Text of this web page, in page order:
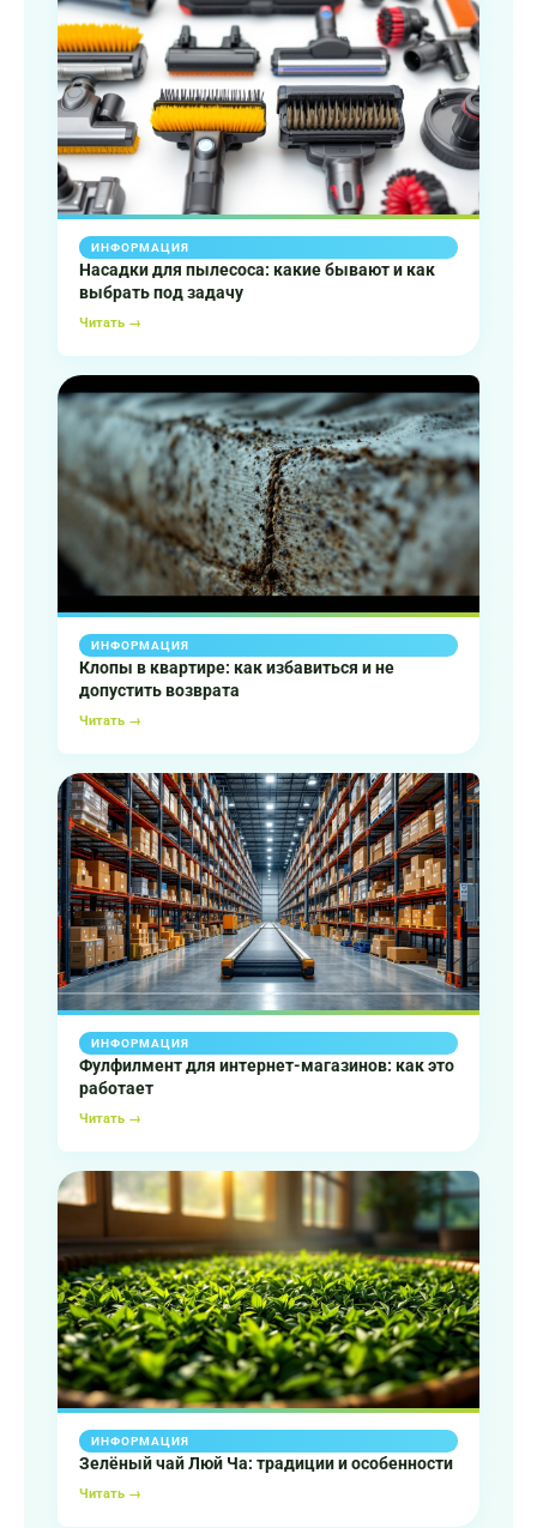
ИНФОРМАЦИЯ
Насадки для пылесоса: какие бывают и как
выбрать под задачу
Читать →
ИНФОРМАЦИЯ
Клопы в квартире: как избавиться и не
допустить возврата
Читать →
ИНФОРМАЦИЯ
Фулфилмент для интернет-магазинов: как это
работает
Читать →
ИНФОРМАЦИЯ
Зелёный чай Люй Ча: традиции и особенности
Читать →